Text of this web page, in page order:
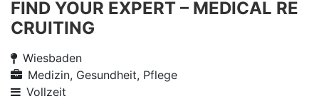
FIND YOUR EXPERT – MEDICAL RE
CRUITING
Wiesbaden
Medizin, Gesundheit, Pflege
Vollzeit